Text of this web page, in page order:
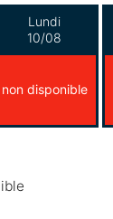
Lundi
10/08
non disponible